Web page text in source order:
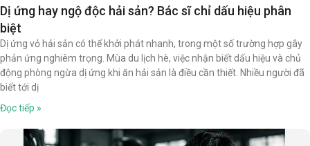
Dị ứng hay ngộ độc hải sản? Bác sĩ chỉ dấu hiệu phân
biệt
Dị ứng vỏ hải sản có thể khởi phát nhanh, trong một số trường hợp gây
phản ứng nghiêm trọng. Mùa du lịch hè, việc nhận biết dấu hiệu và chủ
động phòng ngừa dị ứng khi ăn hải sản là điều cần thiết. Nhiều người đã
biết tới dị
Đọc tiếp »